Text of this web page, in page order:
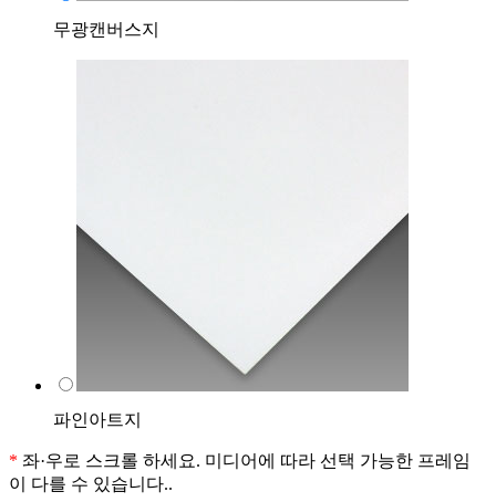
무광캔버스지
파인아트지
* 좌·우로 스크롤 하세요. 미디어에 따라 선택 가능한 프레임
이 다를 수 있습니다..